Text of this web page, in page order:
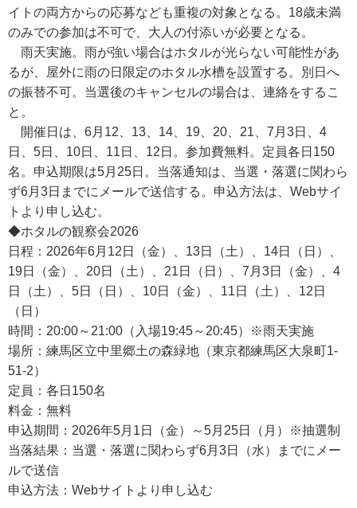
イトの両方からの応募なども重複の対象となる。18歳未満
のみでの参加は不可で、大人の付添いが必要となる。
雨天実施。雨が強い場合はホタルが光らない可能性があ
るが、屋外に雨の日限定のホタル水槽を設置する。別日へ
の振替不可。当選後のキャンセルの場合は、連絡をするこ
と。
開催日は、6月12、13、14、19、20、21、7月3日、4
日、5日、10日、11日、12日。参加費無料。定員各日150
名。申込期限は5月25日。当落通知は、当選・落選に関わら
ず6月3日までにメールで送信する。申込方法は、Webサイ
トより申し込む。
◆ホタルの観察会2026
日程：2026年6月12日（金）、13日（土）、14日（日）、
19日（金）、20日（土）、21日（日）、7月3日（金）、4
日（土）、5日（日）、10日（金）、11日（土）、12日
（日）
時間：20:00～21:00（入場19:45～20:45）※雨天実施
場所：練馬区立中里郷土の森緑地（東京都練馬区大泉町1-
51-2）
定員：各日150名
料金：無料
申込期間：2026年5月1日（金）～5月25日（月）※抽選制
当落結果：当選・落選に関わらず6月3日（水）までにメー
ルで送信
申込方法：Webサイトより申し込む